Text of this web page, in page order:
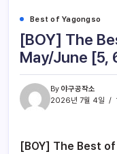
Best of Yagongso
[BOY] The
May/June [5,
By 야구공작소
2026년 7월 4일
[BOY] The Best of